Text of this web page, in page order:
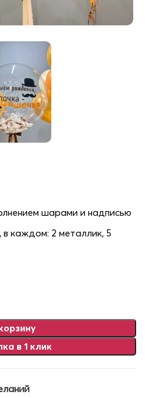
шарами и надписью
каждом: 2 металлик, 5
в 1 клик